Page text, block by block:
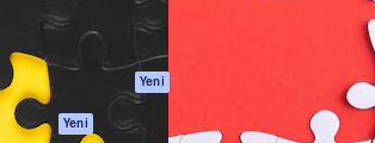
AI ses oluşturucu
Stok içerik
Claude/ChatGPT
için MCP
Yeni
Ajanlar Yeni